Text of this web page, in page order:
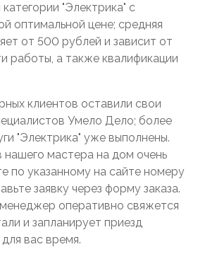
категории "Электрика" с
оптимальной цене; средняя
от 500 рублей и зависит от
работы, а также квалификации
клиентов оставили свои
Умело Дело; более
"Электрика" уже выполнены.
мастера на дом очень
по указанному на сайте номеру
заявку через форму заказа.
оперативно свяжется
и запланирует приезд
вас время.